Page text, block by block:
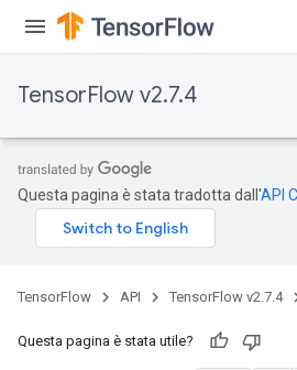
TensorFlow v2.7.4
Questa pagina è stata tradotta dall'API
TensorFlow API TensorFlow v2.7.4
Questa pagina è stata utile?